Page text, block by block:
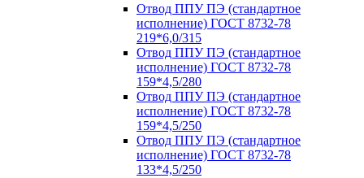
Отвод ППУ ПЭ (стандартное
исполнение) ГОСТ 8732-78
219*6,0/315
Отвод ППУ ПЭ (стандартное
исполнение) ГОСТ 8732-78
159*4,5/280
Отвод ППУ ПЭ (стандартное
исполнение) ГОСТ 8732-78
159*4,5/250
Отвод ППУ ПЭ (стандартное
исполнение) ГОСТ 8732-78
133*4,5/250